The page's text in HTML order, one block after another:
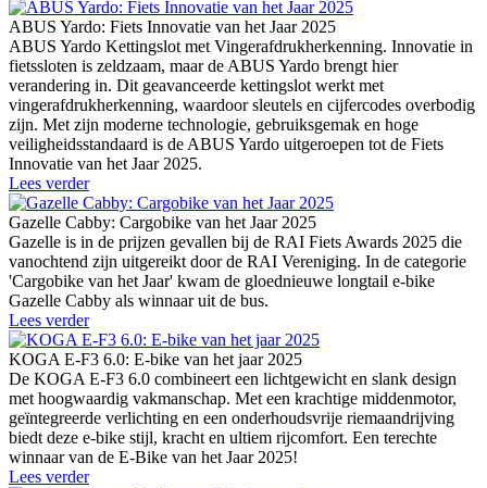
ABUS Yardo: Fiets Innovatie van het Jaar 2025
ABUS Yardo Kettingslot met Vingerafdrukherkenning. Innovatie in
fietssloten is zeldzaam, maar de ABUS Yardo brengt hier
verandering in. Dit geavanceerde kettingslot werkt met
vingerafdrukherkenning, waardoor sleutels en cijfercodes overbodig
zijn. Met zijn moderne technologie, gebruiksgemak en hoge
veiligheidsstandaard is de ABUS Yardo uitgeroepen tot de Fiets
Innovatie van het Jaar 2025.
Lees verder
Gazelle Cabby: Cargobike van het Jaar 2025
Gazelle is in de prijzen gevallen bij de RAI Fiets Awards 2025 die
vanochtend zijn uitgereikt door de RAI Vereniging. In de categorie
'Cargobike van het Jaar' kwam de gloednieuwe longtail e-bike
Gazelle Cabby als winnaar uit de bus.
Lees verder
KOGA E-F3 6.0: E-bike van het jaar 2025
De KOGA E-F3 6.0 combineert een lichtgewicht en slank design
met hoogwaardig vakmanschap. Met een krachtige middenmotor,
geïntegreerde verlichting en een onderhoudsvrije riemaandrijving
biedt deze e-bike stijl, kracht en ultiem rijcomfort. Een terechte
winnaar van de E-Bike van het Jaar 2025!
Lees verder